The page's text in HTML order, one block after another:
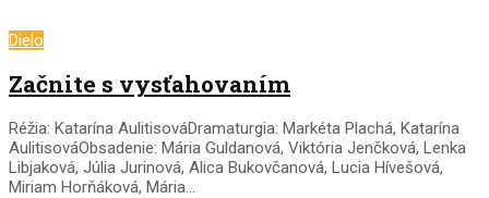
Dielo
Začnite s vysťahovaním
Réžia: Katarína AulitisováDramaturgia: Markéta Plachá, Katarína
AulitisováObsadenie: Mária Guldanová, Viktória Jenčková, Lenka
Libjaková, Júlia Jurinová, Alica Bukovčanová, Lucia Hívešová,
Miriam Horňáková, Mária...